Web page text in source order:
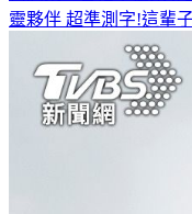
何潤東、曹佑寧獨家
超準測字!這輩